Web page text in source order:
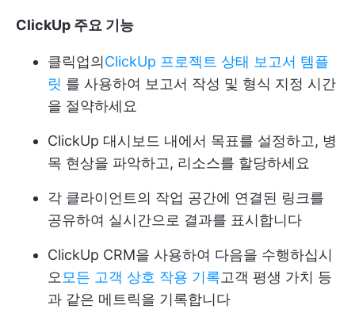
ClickUp 주요 기능
클릭업의ClickUp 프로젝트 상태 보고서 템플
릿 를 사용하여 보고서 작성 및 형식 지정 시간
을 절약하세요
ClickUp 대시보드 내에서 목표를 설정하고, 병
목 현상을 파악하고, 리소스를 할당하세요
각 클라이언트의 작업 공간에 연결된 링크를
공유하여 실시간으로 결과를 표시합니다
ClickUp CRM을 사용하여 다음을 수행하십시
오 모든 고객 상호 작용 기록고객 평생 가치 등
과 같은 메트릭을 기록합니다